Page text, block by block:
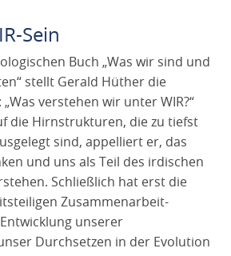
Sein
Buch „Was wir sind und
stellt Gerald Hüther die
verstehen wir unter WIR?“
die Hirnstrukturen, die zu tiefst
sind, appelliert er, das
und uns als Teil des irdischen
Schließlich hat erst die
Zusammenarbeit-
unserer
Durchsetzen in der Evolution